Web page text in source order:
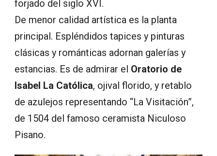
forjado del siglo XVI.
De menor calidad artística es la planta
principal. Espléndidos tapices y pinturas
clásicas y románticas adornan galerías y
estancias. Es de admirar el Oratorio de
Isabel La Católica, ojival florido, y retablo
de azulejos representando “La Visitación”,
de 1504 del famoso ceramista Niculoso
Pisano.